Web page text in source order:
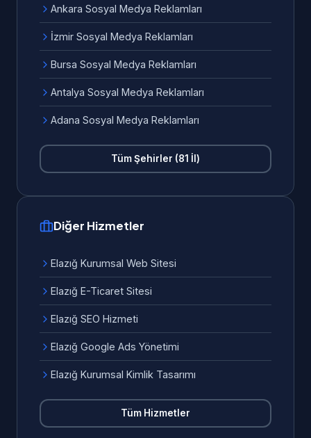
Ankara Sosyal Medya Reklamları
İzmir Sosyal Medya Reklamları
Bursa Sosyal Medya Reklamları
Antalya Sosyal Medya Reklamları
Adana Sosyal Medya Reklamları
Tüm Şehirler (81 İl)
Diğer Hizmetler
Elazığ Kurumsal Web Sitesi
Elazığ E-Ticaret Sitesi
Elazığ SEO Hizmeti
Elazığ Google Ads Yönetimi
Elazığ Kurumsal Kimlik Tasarımı
Tüm Hizmetler